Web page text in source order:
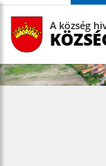
A község